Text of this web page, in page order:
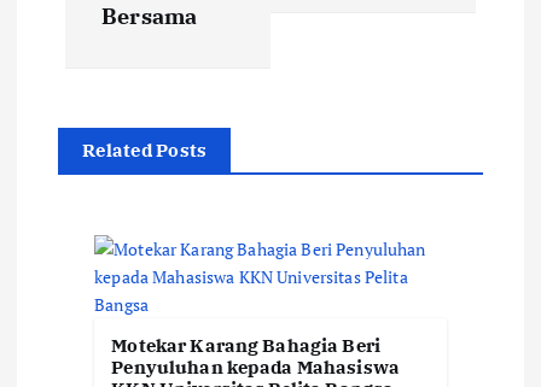
p
Bersama
Related Posts
Motekar Karang Bahagia Beri
Penyuluhan kepada Mahasiswa